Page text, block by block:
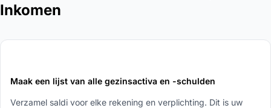
Inkomen
Maak een lijst van alle gezinsactiva en -schulden
Verzamel saldi voor elke rekening en verplichting. Dit is uw